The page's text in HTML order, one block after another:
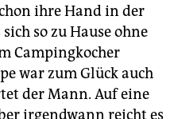
ihre Hand in der
so zu Hause ohne
Campingkocher
war zum Glück auch
der Mann. Auf eine
irgendwann reicht es